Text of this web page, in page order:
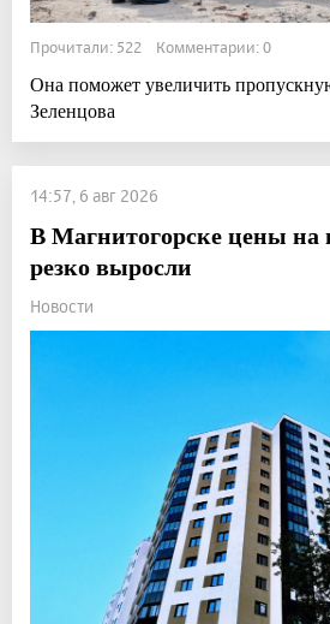
Прочитали: 522 Комментарии: 0
Она поможет увеличить
Зеленцова
14:57, 6 авг 2026
В Магнитогорске цены на
резко выросли
Новости